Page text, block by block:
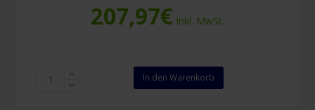
207,97€ Inkl. MwSt.
In den Warenkorb